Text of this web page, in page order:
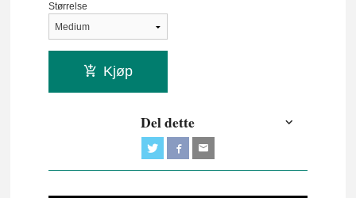
Størrelse
Kjøp
Del dette